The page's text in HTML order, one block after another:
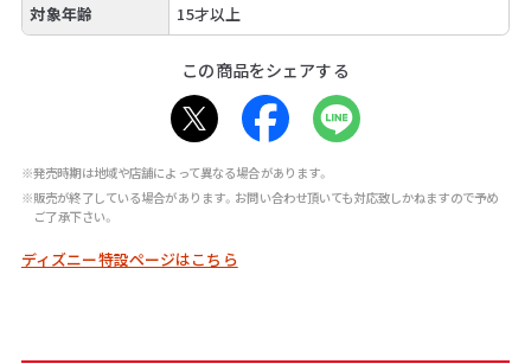
対象年齢
15才以上
この商品をシェアする
※発売時期は地域や店舗によって異なる場合があります。
※販売が終了している場合があります。お問い合わせ頂いても対応致しかねますので予め
ご了承下さい。
ディズニー特設ページはこちら